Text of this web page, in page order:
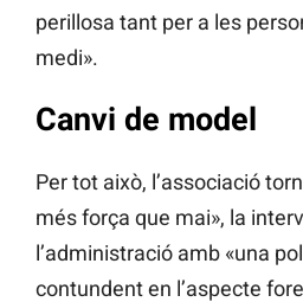
perillosa tant per a les
medi».
Canvi de model
Per tot això, l’associació
més força que mai», la
l’administració amb «una
contundent en l’aspecte